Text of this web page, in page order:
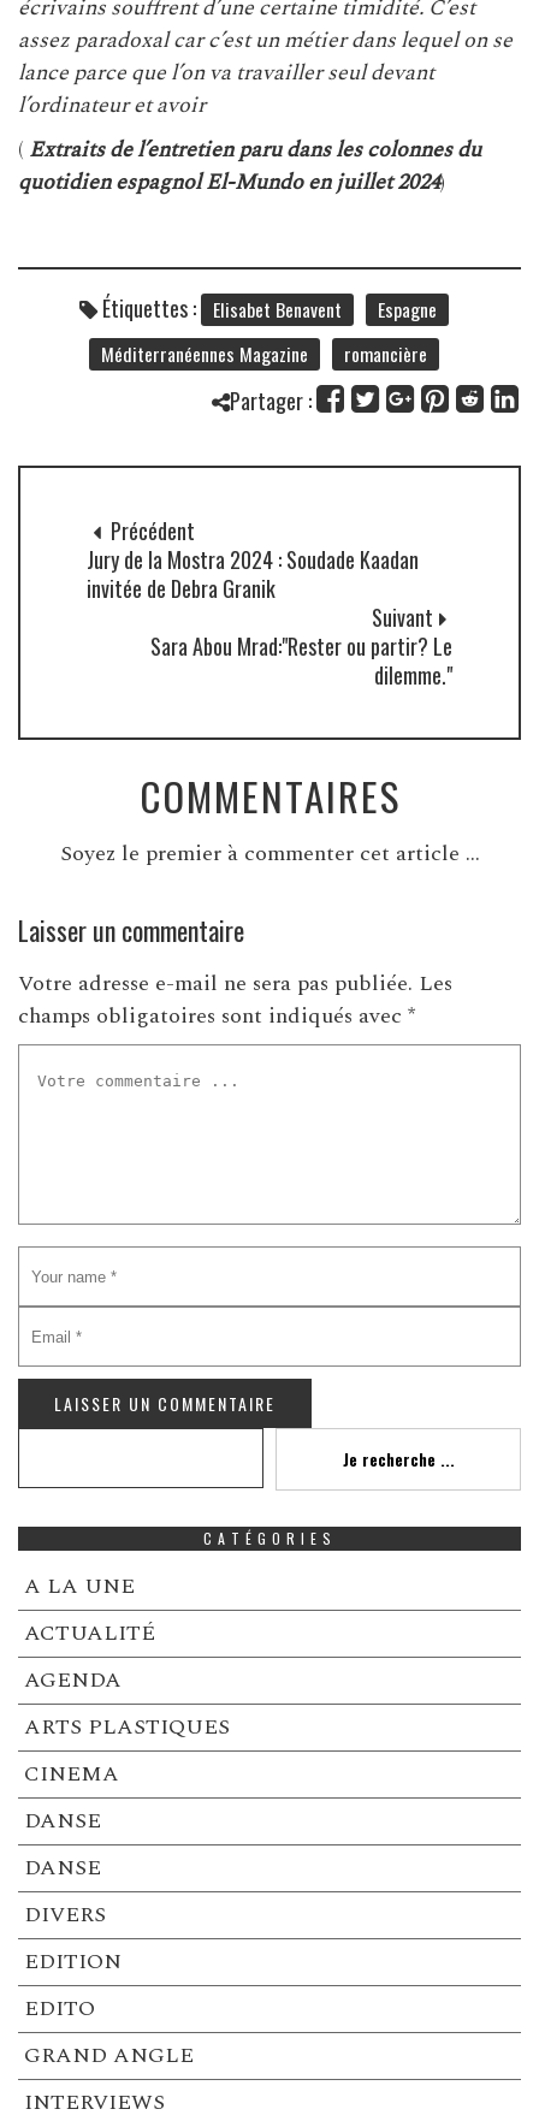
écrivains souffrent d’une certaine timidité. C’est
assez paradoxal car c’est un métier dans lequel on se
lance parce que l’on va travailler seul devant
l’ordinateur et avoir
( Extraits de l’entretien paru dans les colonnes du
quotidien espagnol El-Mundo en juillet 2024)
Étiquettes : Elisabet Benavent
Espagne
Méditerranéennes Magazine
romancière
Partager :
Précédent
Jury de la Mostra 2024 : Soudade Kaadan
invitée de Debra Granik
Suivant
Sara Abou Mrad:"Rester ou partir? Le
dilemme."
COMMENTAIRES
Soyez le premier à commenter cet article ...
Laisser un commentaire
Votre adresse e-mail ne sera pas publiée. Les
champs obligatoires sont indiqués avec *
Je recherche ...
CATÉGORIES
A LA UNE
ACTUALITÉ
AGENDA
ARTS PLASTIQUES
CINEMA
DANSE
DANSE
DIVERS
EDITION
EDITO
GRAND ANGLE
INTERVIEWS